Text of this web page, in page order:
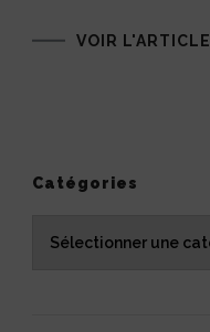
VOIR L'ARTICLE
Catégories
Catégories